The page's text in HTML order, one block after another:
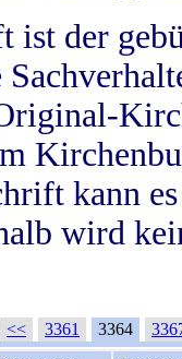
ist der
kann
wird
<< 3361 3364